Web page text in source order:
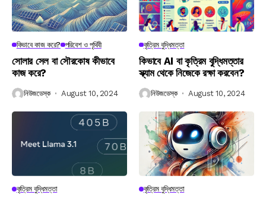
কিভাবে কাজ করে? পরিবেশ ও পৃথিবী
সোলার সেল বা সৌরকোষ কীভাবে
কাজ করে?
নিউজডেস্ক August 10, 2024
কৃত্রিম বুদ্ধিমত্তা
কিভাবে AI বা কৃত্রিম বুদ্ধিমত্তার
স্ক্যাম থেকে নিজেকে রক্ষা করবেন?
নিউজডেস্ক August 10, 2024
কৃত্রিম বুদ্ধিমত্তা কৃত্রিম বুদ্ধিমত্তা